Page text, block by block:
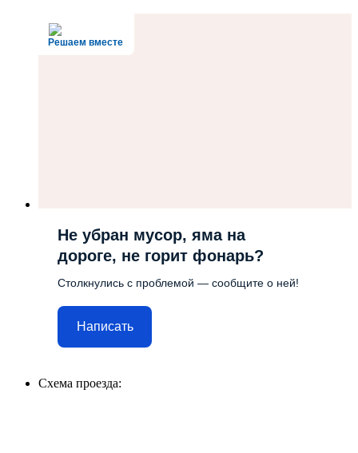
Решаем вместе
Не убран мусор, яма на
дороге, не горит фонарь?
Столкнулись с проблемой — сообщите о ней!
Написать
Схема проезда: